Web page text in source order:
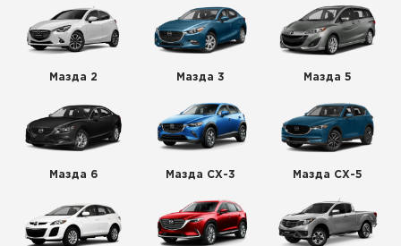
Мазда 2 Мазда 3 Мазда 5
Мазда 6 Мазда СХ-3 Мазда СХ-5